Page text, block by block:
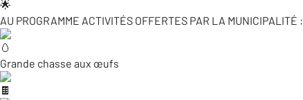
AU PROGRAMME ACTIVITÉS OFFERTES PAR LA MUNICIPALITÉ :
Grande chasse aux œufs